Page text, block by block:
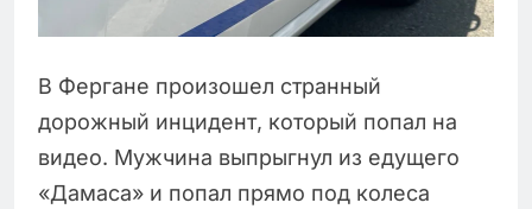
В Фергане произошел странный
дорожный инцидент, который попал на
видео. Мужчина выпрыгнул из едущего
«Дамаса» и попал прямо под колеса